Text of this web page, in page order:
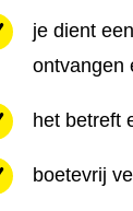
je dient
ontvangen
het betreft
boetevrij